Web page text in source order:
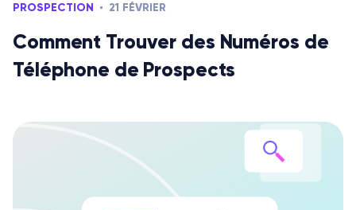
PROSPECTION 21 FÉVRIER
Comment Trouver des Numéros de
Téléphone de Prospects